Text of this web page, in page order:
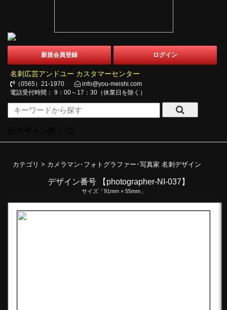
新規会員登録 ログイン
名刺広芸アンドユー カスタマーセンター
（0565）21-1970
info@you-meishi.com
電話受付時間： 9：00～17：30（休業日を除く）
カテゴリ > カメラマン･フォトグラファー･写真家 名刺デザイン
デザイン番号 【photographer-NI-037】
サイズ「91mm × 55mm」